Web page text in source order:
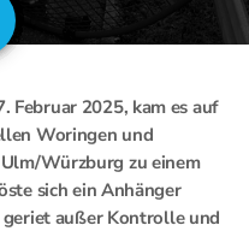
Februar 2025, kam es auf
Woringen und
Würzburg zu einem
sich ein Anhänger
außer Kontrolle und